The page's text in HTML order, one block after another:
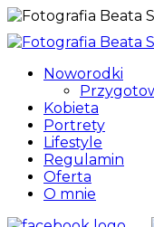
Noworodki
Kobieta
Portrety
Lifestyle
Regulamin
Oferta
O mnie